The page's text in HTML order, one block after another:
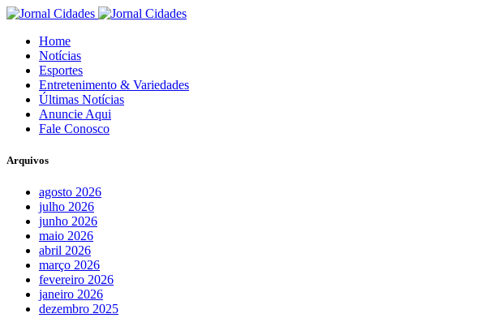
Home
Notícias
Esportes
Entretenimento & Variedades
Últimas Notícias
Anuncie Aqui
Fale Conosco
Arquivos
agosto 2026
julho 2026
junho 2026
maio 2026
abril 2026
março 2026
fevereiro 2026
janeiro 2026
dezembro 2025